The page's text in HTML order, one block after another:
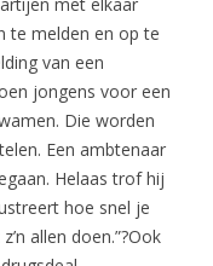
te melden en op te
van een
jongens voor een
Die worden
Een ambtenaar
Helaas trof hij
hoe snel je
allen doen.”?Ook